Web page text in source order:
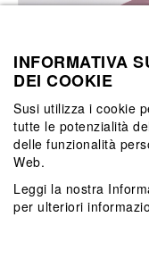
INFORMATIVA
DEI COOKIE
Susi utilizza i cookie
tutte le potenzialità
delle funzionalità
Web.
Leggi la nostra
per ulteriori